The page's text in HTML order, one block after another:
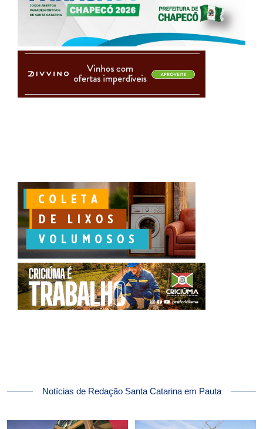
Notícias de Redação Santa Catarina em Pauta